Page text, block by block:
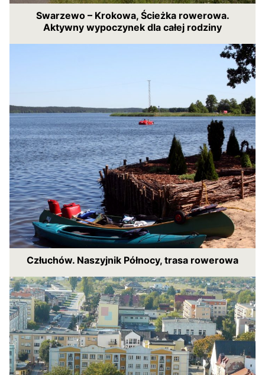
Swarzewo – Krokowa, Ścieżka rowerowa.
Aktywny wypoczynek dla całej rodziny
Człuchów. Naszyjnik Północy, trasa rowerowa